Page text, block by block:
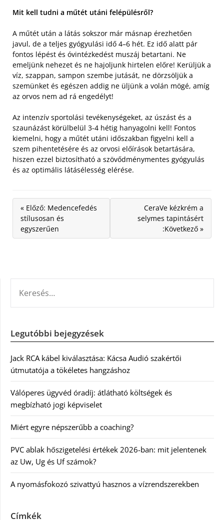
Mit kell tudni a műtét utáni felépülésről?
A műtét után a látás sokszor már másnap érezhetően
javul, de a teljes gyógyulási idő 4–6 hét. Ez idő alatt pár
fontos lépést és óvintézkedést muszáj betartani. Ne
emeljünk nehezet és ne hajoljunk hirtelen előre! Kerüljük a
víz, szappan, sampon szembe jutását, ne dörzsöljük a
szemünket és egészen addig ne üljünk a volán mögé, amíg
az orvos nem ad rá engedélyt!
Az intenzív sportolási tevékenységeket, az úszást és a
szaunázást körülbelül 3-4 hétig hanyagolni kell! Fontos
kiemelni, hogy a műtét utáni időszakban figyelni kell a
szem pihentetésére és az orvosi előírások betartására,
hiszen ezzel biztosítható a szövődménymentes gyógyulás
és az optimális látásélesség elérése.
« Előző: Medencefedés
stílusosan és
egyszerűen
CeraVe kézkrém a
selymes tapintásért
:Következő »
Legutóbbi bejegyzések
Jack RCA kábel kiválasztása: Kácsa Audió szakértői
útmutatója a tökéletes hangzáshoz
Válóperes ügyvéd óradíj: átlátható költségek és
megbízható jogi képviselet
Miért egyre népszerűbb a coaching?
PVC ablak hőszigetelési értékek 2026-ban: mit jelentenek
az Uw, Ug és Uf számok?
A nyomásfokozó szivattyú hasznos a vízrendszerekben
Címkék